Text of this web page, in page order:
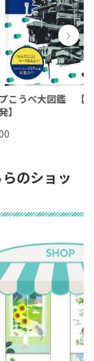
こうべ大図鑑 【
】
のショッ